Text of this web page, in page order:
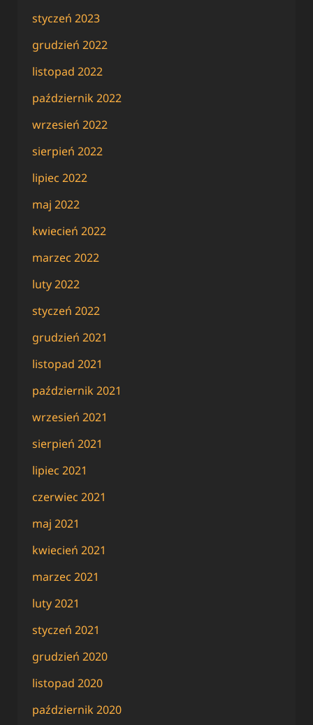
styczeń 2023
grudzień 2022
listopad 2022
październik 2022
wrzesień 2022
sierpień 2022
lipiec 2022
maj 2022
kwiecień 2022
marzec 2022
luty 2022
styczeń 2022
grudzień 2021
listopad 2021
październik 2021
wrzesień 2021
sierpień 2021
lipiec 2021
czerwiec 2021
maj 2021
kwiecień 2021
marzec 2021
luty 2021
styczeń 2021
grudzień 2020
listopad 2020
październik 2020